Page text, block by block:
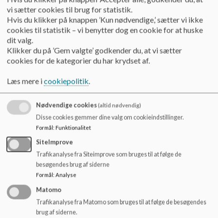
Tilladelse til
vi sætter cookies til brug for statistik.
Hvis du klikker på knappen ’Kun nødvendige,’ sætter vi ikke
cookies til statistik – vi benytter dog en cookie for at huske
dit valg.
Klikker du på ’Gem valgte’ godkender du, at vi sætter
cookies for de kategorier du har krydset af.
Læs mere icookiepolitik.
Nødvendige cookies(altid nødvendig)
Disse cookies gemmer dine valg om cookieindstillinger.
Formål: Funktionalitet
SiteImprove
Trafikanalyse fra Siteimprove som bruges til at følge de
besøgendes brug af siderne
Formål : Analyse
Matomo
Trafikanalyse fra Matomo som bruges til at følge de besøgendes
brug af siderne.